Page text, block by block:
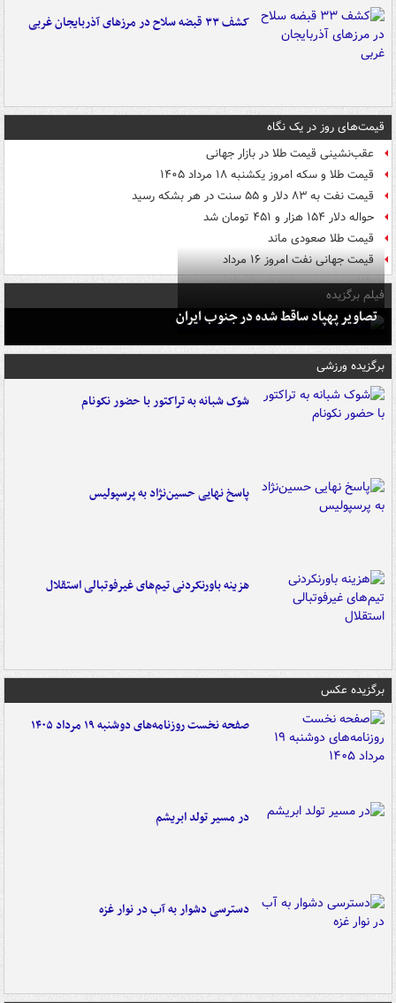
کشف ۳۳ قبضه سلاح در مرزهای آذربایجان غربی
قیمت‌های روز در یک نگاه
عقب‌نشینی قیمت طلا در بازار جهانی
قیمت طلا و سکه امروز یکشنبه ۱۸ مرداد ۱۴۰۵
قیمت نفت به ۸۳ دلار و ۵۵ سنت در هر بشکه رسید
حواله دلار ۱۵۴ هزار و ۴۵۱ تومان شد
قیمت طلا صعودی ماند
قیمت جهانی نفت امروز ۱۶ مرداد
فیلم برگزیده
تصاویر پهپاد ساقط شده در جنوب ایران
برگزیده ورزشی
شوک شبانه به تراکتور با حضور نکونام
پاسخ نهایی حسین‌نژاد به پرسپولیس
هزینه باورنکردنی تیم‌های غیرفوتبالی استقلال
برگزیده عکس
صفحه نخست روزنامه‌های دوشنبه ۱۹ مرداد ۱۴۰۵
در مسیر تولد ابریشم
دسترسی دشوار به آب در نوار غزه